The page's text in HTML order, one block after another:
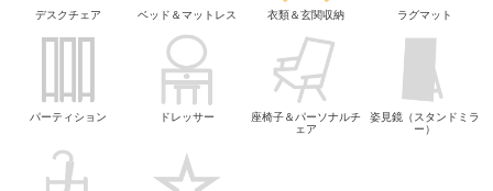
デスクチェア ベッド＆マットレス 衣類＆玄関収納 ラグマット
パーティション ドレッサー
座椅子＆パーソナルチ
ェア
姿見鏡（スタンドミラ
ー）